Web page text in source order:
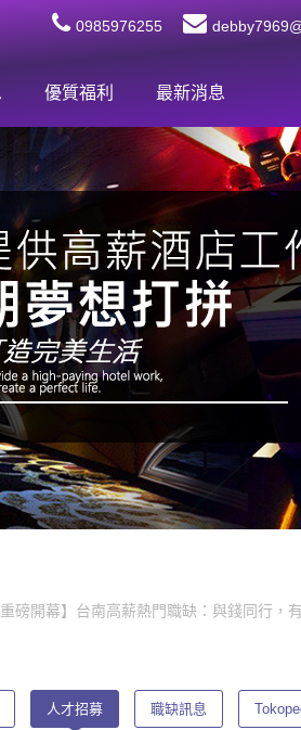
0985976255
優質福利 最新消息
磅開幕】台南高薪熱門職缺：與錢同行，
人才招募 職缺訊息